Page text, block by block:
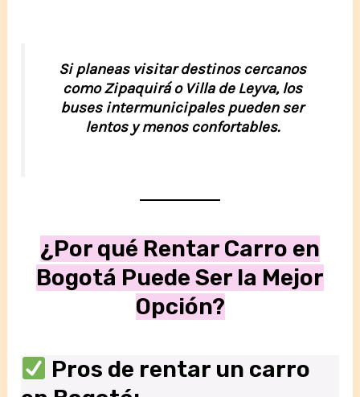
Si planeas visitar destinos cercanos
como Zipaquirá o Villa de Leyva, los
buses intermunicipales pueden ser
lentos y menos confortables.
¿Por qué Rentar Carro en
Bogotá Puede Ser la Mejor
Opción?
Pros de rentar un carro